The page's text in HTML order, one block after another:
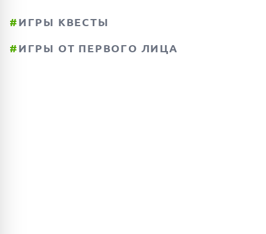
#ИГРЫ КВЕСТЫ
#ИГРЫ ОТ ПЕРВОГО ЛИЦА